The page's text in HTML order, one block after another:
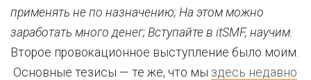
применять не по назначению; На этом можно
заработать много денег; Вступайте в itSMF, научим.
Второе провокационное выступление было моим.
Основные тезисы — те же, что мы здесь недавно